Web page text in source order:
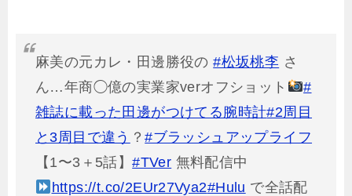
麻美の元カレ・田邊勝役の#松坂桃李 さ
ん…年商◯億の実業家verオフショット
#
雑誌に載った田邊がつけてる腕時計#2周目
と3周目で違う ？#ブラッシュアップライフ
【1〜3＋5話】#TVer 無料配信中
https://t.co/2EUr27Vya2#Hulu で全話配